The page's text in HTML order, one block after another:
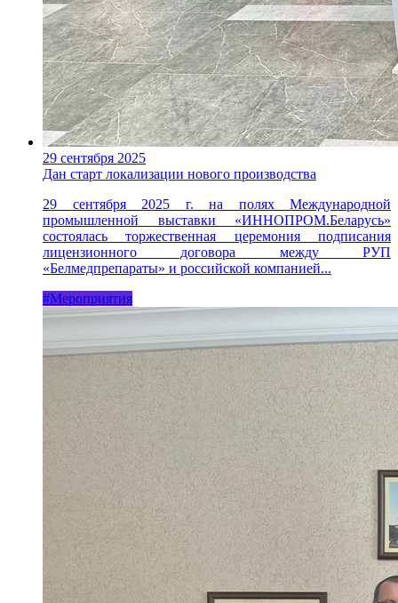
29 сентября 2025
Дан старт локализации нового производства
29 сентября 2025 г. на полях Международной
промышленной выставки «ИННОПРОМ.Беларусь»
состоялась торжественная церемония подписания
лицензионного договора между РУП
«Белмедпрепараты» и российской компанией...
#Мероприятия